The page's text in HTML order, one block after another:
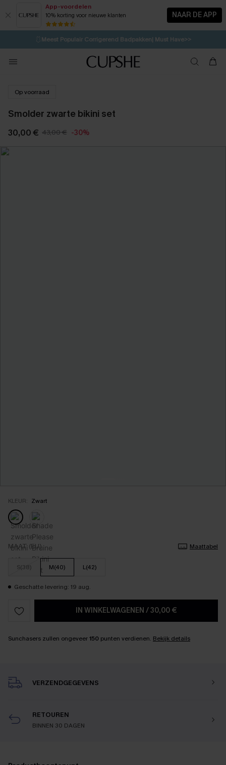
App-voordelen
10% korting voor nieuwe klanten NAAR DE APP
⚡️LAATSTE KANS | Tot 50% korting>>
🩱Meest Populair Corrigerend Badpakken| Must Have>>
💌Abonneer je & ontvang tot 15% korting>>
Koop 3, krijg 15% korting | CODE: SW15
Op voorraad
Smolder zwarte bikini set
30,00 € 43,00 € -30%
KLEUR: Zwart
MAAT (EU) Maattabel
S(38) M(40) L(42)
Geschatte levering: 19 aug.
IN WINKELWAGENEN /30,00 €
Sunchasers zullen ongeveer150 punten verdienen. Bekijk details
VERZENDGEGEVENS
RETOUREN
BINNEN 30 DAGEN